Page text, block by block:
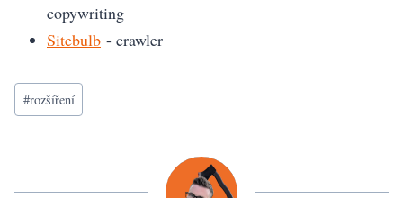
copywriting
Sitebulb - crawler
Štítky
příspěvků:
#rozšíření